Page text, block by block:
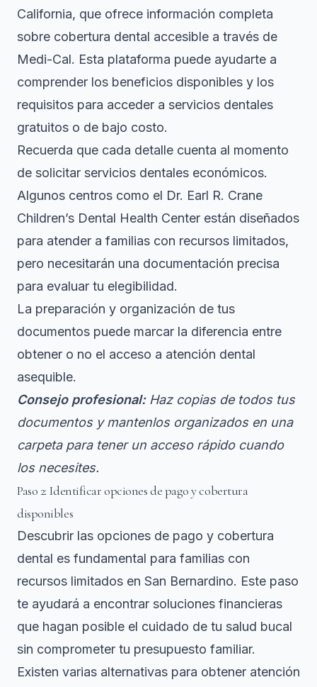
California, que ofrece información completa
sobre cobertura dental accesible a través de
Medi-Cal. Esta plataforma puede ayudarte a
comprender los beneficios disponibles y los
requisitos para acceder a servicios dentales
gratuitos o de bajo costo.
Recuerda que cada detalle cuenta al momento
de solicitar servicios dentales económicos.
Algunos centros como el Dr. Earl R. Crane
Children’s Dental Health Center están diseñados
para atender a familias con recursos limitados,
pero necesitarán una documentación precisa
para evaluar tu elegibilidad.
La preparación y organización de tus
documentos puede marcar la diferencia entre
obtener o no el acceso a atención dental
asequible.
Consejo profesional: Haz copias de todos tus
documentos y mantenlos organizados en una
carpeta para tener un acceso rápido cuando
los necesites.
Paso 2: Identificar opciones de pago y cobertura
disponibles
Descubrir las opciones de pago y cobertura
dental es fundamental para familias con
recursos limitados en San Bernardino. Este paso
te ayudará a encontrar soluciones financieras
que hagan posible el cuidado de tu salud bucal
sin comprometer tu presupuesto familiar.
Existen varias alternativas para obtener atención